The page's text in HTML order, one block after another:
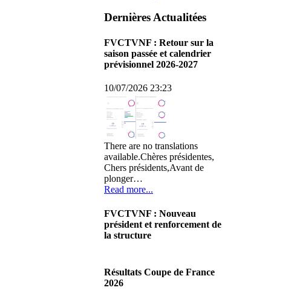
Dernières Actualitées
FVCTVNF : Retour sur la
saison passée et calendrier
prévisionnel 2026-2027
10/07/2026 23:23
There are no translations
available.Chères présidentes,
Chers présidents,Avant de
plonger…
Read more...
FVCTVNF : Nouveau
président et renforcement de
la structure
There are no translations
available.Chères Présidentes,
Résultats Coupe de France
2026